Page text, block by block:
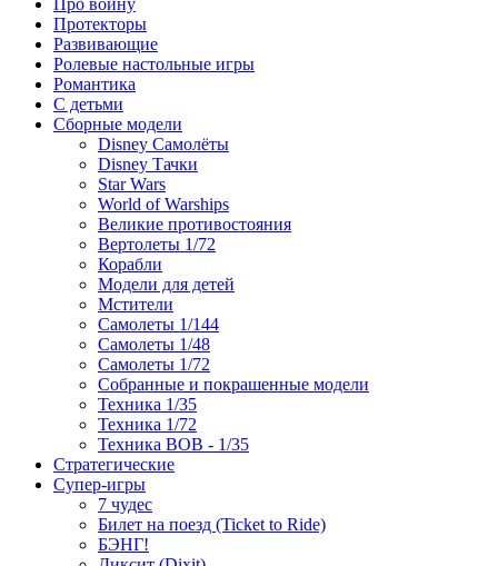
Про войну
Протекторы
Развивающие
Ролевые настольные игры
Романтика
С детьми
Сборные модели
Disney Самолёты
Disney Тачки
Star Wars
World of Warships
Великие противостояния
Вертолеты 1/72
Корабли
Модели для детей
Мстители
Самолеты 1/144
Самолеты 1/48
Самолеты 1/72
Собранные и покрашенные модели
Техника 1/35
Техника 1/72
Техника ВОВ - 1/35
Стратегические
Супер-игры
7 чудес
Билет на поезд (Ticket to Ride)
БЭНГ!